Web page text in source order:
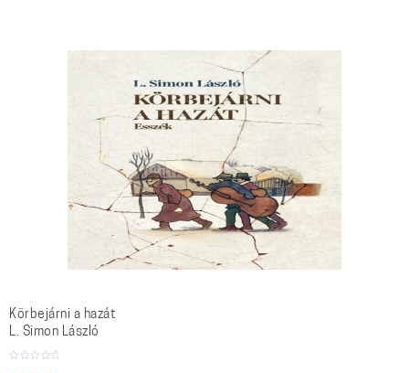
Körbejárni a hazát
L. Simon László